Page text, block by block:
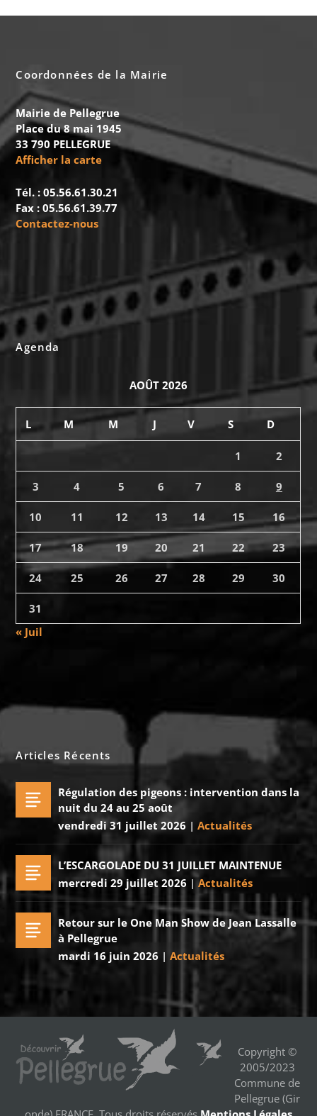
Coordonnées de la Mairie
Mairie de Pellegrue
Place du 8 mai 1945
33 790 PELLEGRUE
Afficher la carte
Tél. : 05.56.61.30.21
Fax : 05.56.61.39.77
Contactez-nous
Agenda
AOÛT 2026
L M M J V S D
1 2
3 4 5 6 7 8 9
10 11 12 13 14 15 16
17 18 19 20 21 22 23
24 25 26 27 28 29 30
31
« Juil
Articles Récents
Régulation des pigeons : intervention dans la
nuit du 24 au 25 août
vendredi 31 juillet 2026 |Actualités
L’ESCARGOLADE DU 31 JUILLET MAINTENUE
mercredi 29 juillet 2026 |Actualités
Retour sur le One Man Show de Jean Lassalle
à Pellegrue
mardi 16 juin 2026 |Actualités
Copyright ©
2005/2023
Commune de
Pellegrue (Gir